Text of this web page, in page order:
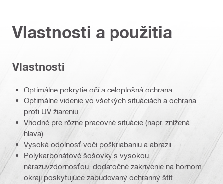
Vlastnosti a použitia
Vlastnosti
Optimálne pokrytie očí a celoplošná ochrana.
Optimálne videnie vo všetkých situáciách a ochrana
proti UV žiareniu
Vhodné pre rôzne pracovné situácie (napr. znížená
hlava)
Vysoká odolnosť voči poškriabaniu a abrazii
Polykarbonátové šošovky s vysokou
nárazuvzdornosťou, dodatočné zakrivenie na hornom
okraji poskytujúce zabudovaný ochranný štít